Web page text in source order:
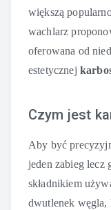
większą
wachlarz
oferowana od
estetycznej
Czym jest
Aby być
jeden zabieg lecz
składnikiem
dwutlenek